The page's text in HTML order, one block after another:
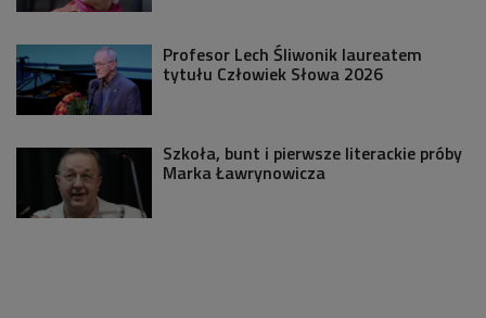
Profesor Lech Śliwonik laureatem
tytułu Człowiek Słowa 2026
Szkoła, bunt i pierwsze literackie próby
Marka Ławrynowicza